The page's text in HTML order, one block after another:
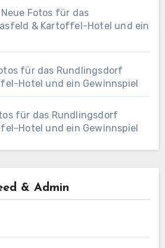
Neue Fotos für das
& Kartoffel-Hotel und ein
für das Rundlingsdorf
Hotel und ein Gewinnspiel
für das Rundlingsdorf
Hotel und ein Gewinnspiel
& Admin